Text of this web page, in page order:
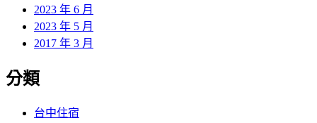
2023 年 6 月
2023 年 5 月
2017 年 3 月
分類
台中住宿